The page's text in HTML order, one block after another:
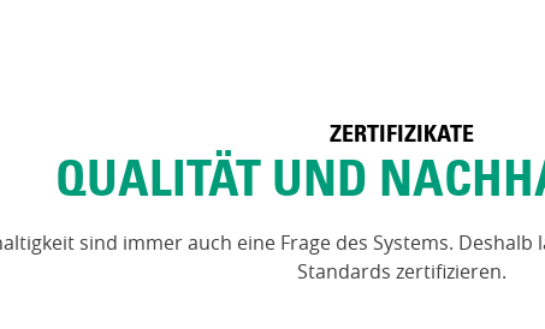
ZERTIFIZIKATE
QUALITÄT UND
sind immer auch eine Frage des Systems.
Standards zertifizieren.